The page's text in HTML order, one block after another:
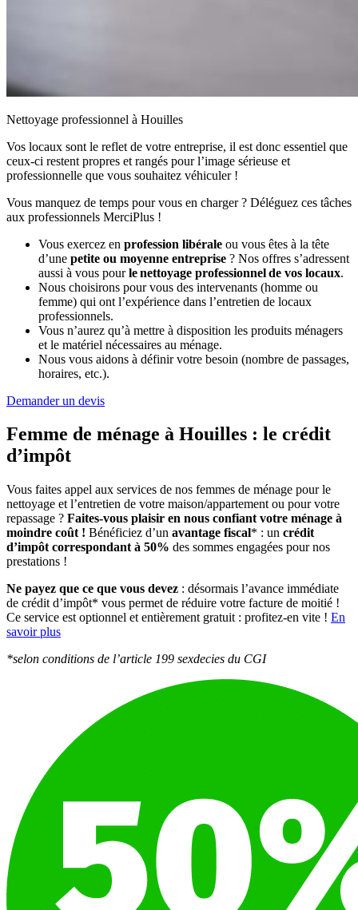
Nettoyage professionnel à Houilles
Vos locaux sont le reflet de votre entreprise, il est donc essentiel que
ceux-ci restent propres et rangés pour l’image sérieuse et
professionnelle que vous souhaitez véhiculer !
Vous manquez de temps pour vous en charger ? Déléguez ces tâches
aux professionnels MerciPlus !
Vous exercez en profession libérale ou vous êtes à la tête
d’une petite ou moyenne entreprise ? Nos offres s’adressent
aussi à vous pourle nettoyage professionnel de vos locaux.
Nous choisirons pour vous des intervenants (homme ou
femme) qui ont l’expérience dans l’entretien de locaux
professionnels.
Vous n’aurez qu’à mettre à disposition les produits ménagers
et le matériel nécessaires au ménage.
Nous vous aidons à définir votre besoin (nombre de passages,
horaires, etc.).
Demander un devis
Femme de ménage à Houilles : le crédit
d’impôt
Vous faites appel aux services de nos femmes de ménage pour le
nettoyage et l’entretien de votre maison/appartement ou pour votre
repassage ? Faites-vous plaisir en nous confiant votre ménage à
moindre coût ! Bénéficiez d’un avantage fiscal* : un crédit
d’impôt correspondant à 50% des sommes engagées pour nos
prestations !
Ne payez que ce que vous devez : désormais l’avance immédiate
de crédit d’impôt* vous permet de réduire votre facture de moitié !
Ce service est optionnel et entièrement gratuit : profitez-en vite ! En
savoir plus
*selon conditions de l’article 199 sexdecies du CGI